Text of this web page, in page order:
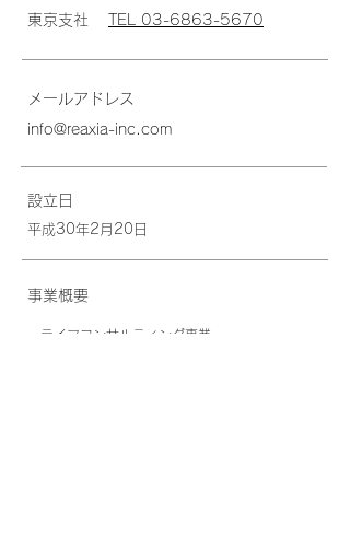
東京支社
TEL 03-6863-5670
​メールアドレス
info@reaxia-inc.com
​設立日
​平成30年2月20日
​事業概要
・ライフコンサルティング事業